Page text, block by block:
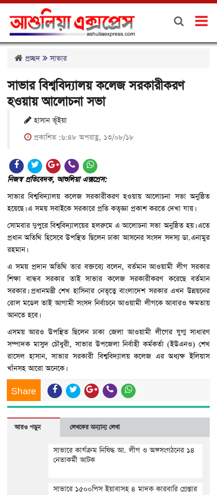
প্রচ্ছদ সাভার
সাভার বিশ্ববিদ্যালয় কলেজ সরকারীকরণ
হওয়ায় আলোচনা সভা
হাসান ভূঁইয়া
প্রকাশিত :৬:৪৮ অপরাহ্ণ, ১৩/০৮/১৮
নিজস্ব প্রতিবেদক, আশুলিয়া এক্সপ্রেস:
সাভার বিশ্ববিদ্যালয় কলেজ সরকারীকরণ হওয়ায় আলোচনা সভা অনুষ্ঠিত
হয়েছে। এ সময় সবাইকে সরকারে প্রতি কতৃজ্ঞা প্রকাশ করতে দেখা যায়।
সোমবার দুপুরে বিশ্ববিদ্যালয়ের হলরুমে এ আলোচনা সভা অনুষ্ঠিত হয়। এতে
প্রধান অতিথি হিসেবে উপস্থিত ছিলেন ঢাকা আসনের সংসদ সদস্য ডা.এনামুর
রহমান।
এ সময় প্রদান অতিথি তার বক্তব্যে বলেন, বর্তমান আওয়ামী লীগ সরকার
শিক্ষা বান্ধব সরকার তাই সাভার কলেজ সরকারীকরণ করেছে বর্তমান
সরকার। প্রধানমন্ত্রী শেখ হাসিনার নেতৃত্বে বাংলাদেশ সরকার এখন উন্নয়নের
রোল মডেল তাই আগামী সংসদ নির্বাচনে আওয়ামী লীগকে আবারও ক্ষমতায়
আনতে হবে।
এসময় আরও উপস্থিত ছিলেন ঢাকা জেলা আওয়ামী লীগের যুগ্ম সাধারণ
সম্পাদক মাসুদ চৌধুরী, সাভার উপজেলা নির্বাহী কর্মকর্তা (ইউএনও) শেখ
রাসেল হাসান, সাভার সরকারী বিশ্ববিদ্যালয় কলেজ এর অধ্যক্ষ ইলিয়াস
খাঁনসহ আরো অনেকে।
Share
আরও পড়ুন লেখকের অন্যান্য লেখা
সাভারে কার্যক্রম নিষিদ্ধ আ. লীগ ও অঙ্গসংগঠনের ১৪
নেতাকর্মী আটক
সাভারে ১৫০০পিস ইয়াবাসহ ৪ মাদক কারবারি গ্রেপ্তার